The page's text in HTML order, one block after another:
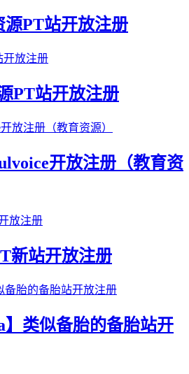
源PT站开放注册
PT站开放注册
开放注册（教育资
新站开放注册
】类似备胎的备胎站开